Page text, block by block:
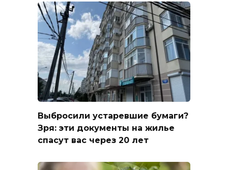
Выбросили устаревшие бумаги?
Зря: эти документы на жилье
спасут вас через 20 лет